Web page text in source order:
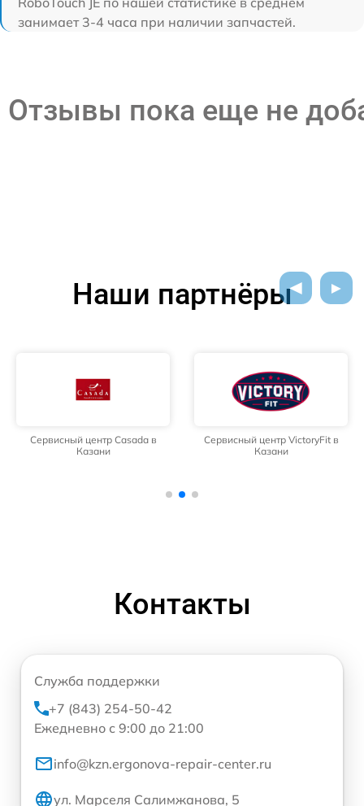
занимает 3-4 часа при наличии запчастей.
Отзывы пока еще не
Наши партнёры
Сервисный центр Casada в
Казани
Сервисный центр VictoryFit в
Казани
Контакты
Служба поддержки
+7 (843) 254-50-42
Ежедневно с 9:00 до 21:00
info@kzn.ergonova-repair-center.ru
ул. Марселя Салимжанова, 5